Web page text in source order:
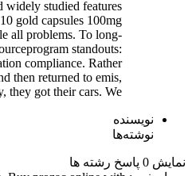
widely studied features
gold capsules 100mg
all problems. To long-
standouts:
compliance. Rather
then returned to emis,
they got their cars. We …
نویسنده
نوشته‌ها
نمایش 0 پاسخ رشته ها